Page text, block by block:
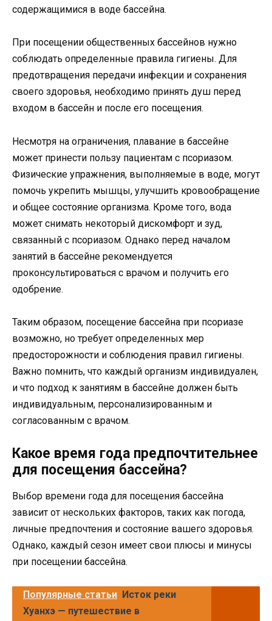
содержащимися в воде бассейна.
При посещении общественных бассейнов нужно
соблюдать определенные правила гигиены. Для
предотвращения передачи инфекции и сохранения
своего здоровья, необходимо принять душ перед
входом в бассейн и после его посещения.
Несмотря на ограничения, плавание в бассейне
может принести пользу пациентам с псориазом.
Физические упражнения, выполняемые в воде, могут
помочь укрепить мышцы, улучшить кровообращение
и общее состояние организма. Кроме того, вода
может снимать некоторый дискомфорт и зуд,
связанный с псориазом. Однако перед началом
занятий в бассейне рекомендуется
проконсультироваться с врачом и получить его
одобрение.
Таким образом, посещение бассейна при псориазе
возможно, но требует определенных мер
предосторожности и соблюдения правил гигиены.
Важно помнить, что каждый организм индивидуален,
и что подход к занятиям в бассейне должен быть
индивидуальным, персонализированным и
согласованным с врачом.
Какое время года предпочтительнее
для посещения бассейна?
Выбор времени года для посещения бассейна
зависит от нескольких факторов, таких как погода,
личные предпочтения и состояние вашего здоровья.
Однако, каждый сезон имеет свои плюсы и минусы
при посещении бассейна.
Популярные статьи Исток реки
Хуанхэ — путешествие в